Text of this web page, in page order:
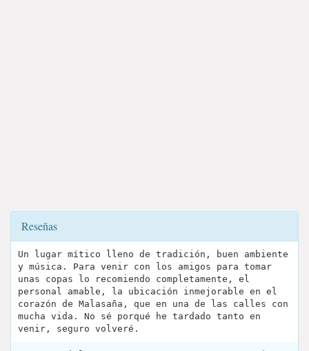
Reseñas
Un lugar mítico lleno de tradición, buen ambiente
y música. Para venir con los amigos para tomar
unas copas lo recomiendo completamente, el
personal amable, la ubicación inmejorable en el
corazón de Malasaña, que en una de las calles con
mucha vida. No sé porqué he tardado tanto en
venir, seguro volveré.